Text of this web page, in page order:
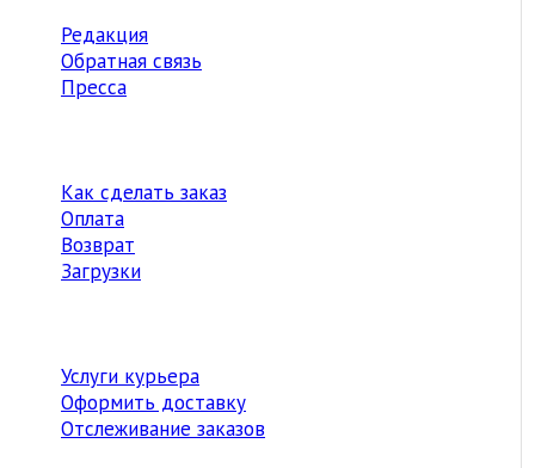
Редакция
Обратная связь
Пресса
Как сделать заказ
Оплата
Возврат
Загрузки
Услуги курьера
Оформить доставку
Отслеживание заказов